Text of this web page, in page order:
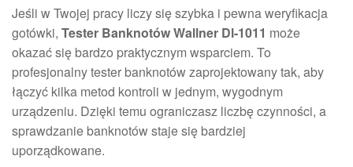
Jeśli w Twojej pracy liczy się szybka i pewna weryfikacja
gotówki, Tester Banknotów Wallner Dl-1011 może
okazać się bardzo praktycznym wsparciem. To
profesjonalny tester banknotów zaprojektowany tak, aby
łączyć kilka metod kontroli w jednym, wygodnym
urządzeniu. Dzięki temu ograniczasz liczbę czynności, a
sprawdzanie banknotów staje się bardziej
uporządkowane.